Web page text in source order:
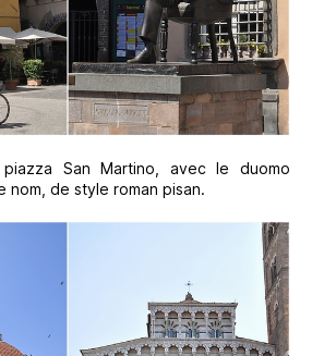
San Martino, avec le duomo
nom, de style roman pisan.